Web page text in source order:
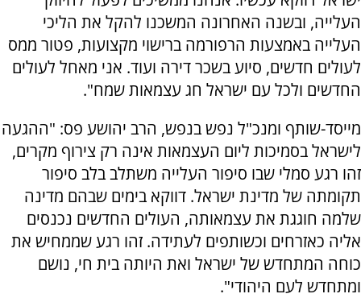
העלייה, ובשנה האחרונה המשכנו להקל את הליכי
העלייה באמצעות הרפורמה ברישוי מקצועות, פטור ממס
לעולים חדשים, סיוע בשכר דירה ועוד. אני מאחל לעולים
החדשים ולכל עם ישראל חג עצמאות שמח".
מייסד-שותף ומנכ"ל נפש בנפש, הרב יהושע פס: "ההגעה
לישראל בסמיכות ליום העצמאות אינה רק צירוף מקרים,
זהו רגע סמלי שבו סיפור העלייה משתלב בלב סיפור
תקומתה של מדינת ישראל. דווקא בימים שבהם מדינה
שלמה חוגגת את עצמאותה, העולים החדשים נכנסים
אליה כאזרחים וכשותפים לעתידה. זהו רגע שממחיש את
כוחה המתחדש של ישראל ואת היותה בית חי, נושם
ומתחדש לעם היהודי".